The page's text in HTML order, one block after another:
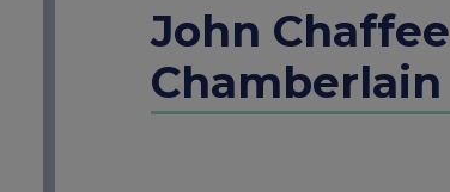
John
Chamberlain